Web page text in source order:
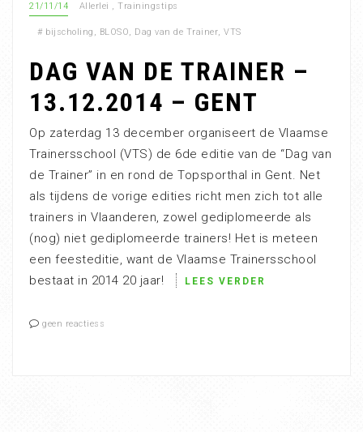
21/11/14 Allerlei , Trainingstips
# bijscholing , BLOSO, Dag van de Trainer, VTS
DAG VAN DE TRAINER –
13.12.2014 – GENT
Op zaterdag 13 december organiseert de Vlaamse
Trainersschool (VTS) de 6de editie van de “Dag van
de Trainer” in en rond de Topsporthal in Gent. Net
als tijdens de vorige edities richt men zich tot alle
trainers in Vlaanderen, zowel gediplomeerde als
(nog) niet gediplomeerde trainers! Het is meteen
een feesteditie, want de Vlaamse Trainersschool
bestaat in 2014 20 jaar!
LEES VERDER
geen reactiess